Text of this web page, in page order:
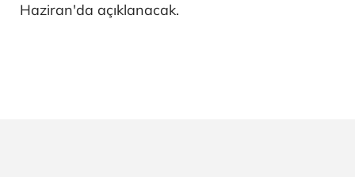
Haziran'da açıklanacak.